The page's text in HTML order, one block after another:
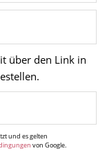
über den Link in
und es gelten
von Google.